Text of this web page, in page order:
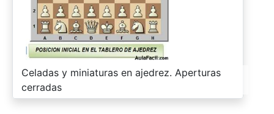
-
Celadas y miniaturas en ajedrez. Aperturas
cerradas